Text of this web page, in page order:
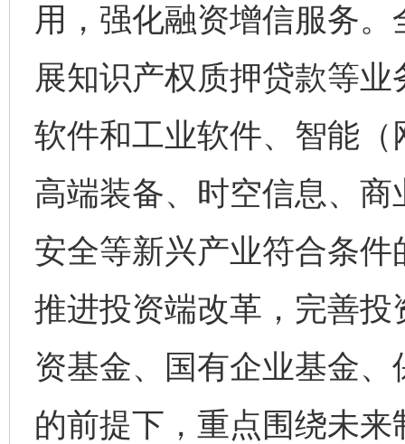
用，强化融资增信服务。
展知识产权质押贷款等
软件和工业软件、智能
高端装备、时空信息、
安全等新兴产业符合条
推进投资端改革，完善
资基金、国有企业基金
的前提下，重点围绕未